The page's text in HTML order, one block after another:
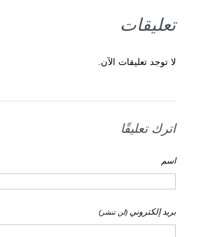
تعليقات
لا توجد تعليقات الآن.
اترك تعليقًا
اسم
بريد إلكتروني (لن تنشر)